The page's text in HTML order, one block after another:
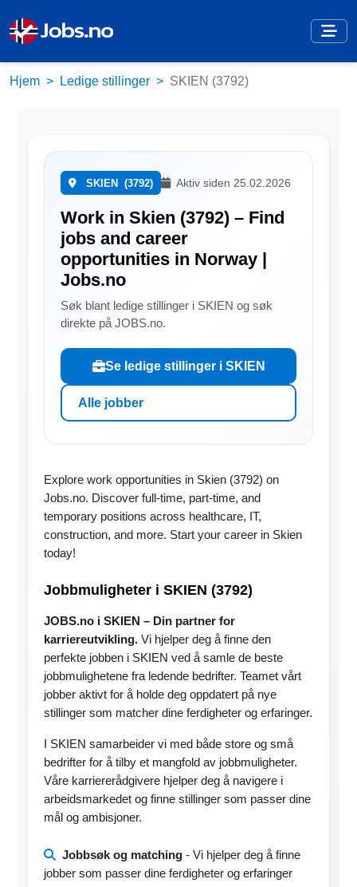
Hjem Ledige stillinger SKIEN (3792)
SKIEN (3792) Aktiv siden 25.02.2026
Work in Skien (3792) – Find
jobs and career
opportunities in Norway |
Jobs.no
Søk blant ledige stillinger i SKIEN og søk
direkte på JOBS.no.
Se ledige stillinger i SKIEN
Alle jobber
Explore work opportunities in Skien (3792) on
Jobs.no. Discover full-time, part-time, and
temporary positions across healthcare, IT,
construction, and more. Start your career in Skien
today!
Jobbmuligheter i SKIEN (3792)
JOBS.no i SKIEN – Din partner for
karriereutvikling. Vi hjelper deg å finne den
perfekte jobben i SKIEN ved å samle de beste
jobbmulighetene fra ledende bedrifter. Teamet vårt
jobber aktivt for å holde deg oppdatert på nye
stillinger som matcher dine ferdigheter og erfaringer.
I SKIEN samarbeider vi med både store og små
bedrifter for å tilby et mangfold av jobbmuligheter.
Våre karriererådgivere hjelper deg å navigere i
arbeidsmarkedet og finne stillinger som passer dine
mål og ambisjoner.
Jobbsøk og matching - Vi hjelper deg å finne
jobber som passer dine ferdigheter og erfaringer